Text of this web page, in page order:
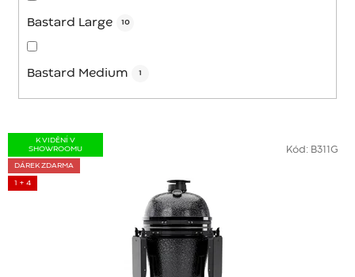
Bastard Large 10
Bastard Medium 1
V
ý
p
i
K VIDĚNÍ V
SHOWROOMU
DÁREK ZDARMA
1 + 4
Kód: B311G